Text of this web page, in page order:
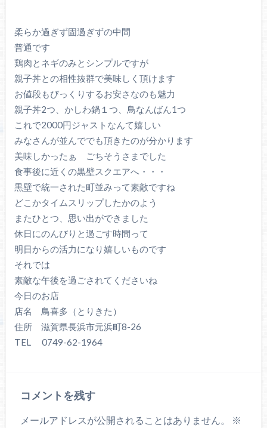
柔らか過ぎず固過ぎずの中間
普通です
鶏肉とネギのみとシンプルですが
親子丼との相性抜群で美味しく頂けます
お値段もびっくりするお安さなのも魅力
親子丼2つ、かしわ鍋１つ、鳥なんばん1つ
これで2000円ジャストなんて嬉しい
みなさんが並んででも頂きたのが分かります
美味しかったぁ ごちそうさまでした
食事後に近くの黒壁スクエアへ・・・
黒壁で統一された町並みって素敵ですね
どこかタイムスリップしたかのよう
またひとつ、思い出ができました
休日にのんびりと過ごす時間って
明日からの活力になり嬉しいものです
それでは
素敵な午後を過ごされてくださいね
今日のお店
店名 鳥喜多（とりきた）
住所 滋賀県長浜市元浜町8-26
TEL 0749-62-1964
コメントを残す
メールアドレスが公開されることはありません。
※